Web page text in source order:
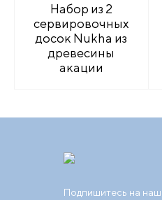
Набор из 2
сервировочных
досок Nukha из
древесины
акации
Подпишитесь на